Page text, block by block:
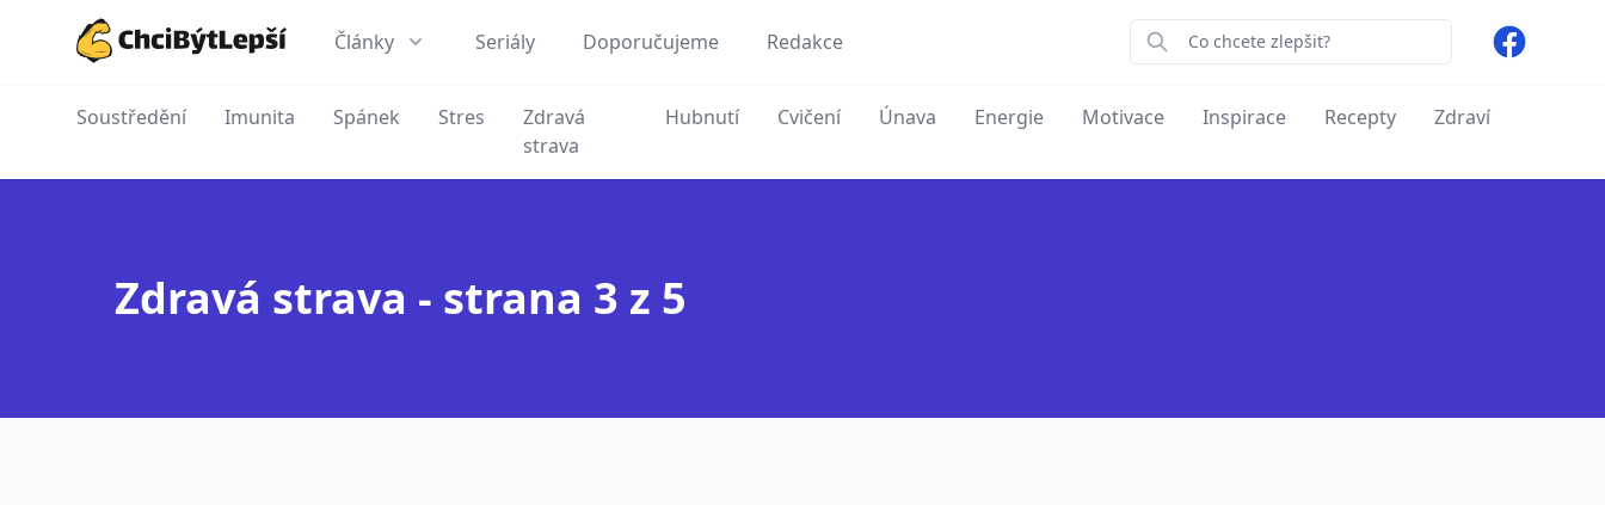
Články Seriály Doporučujeme Redakce Facebook
Soustředění Imunita Spánek Stres
Zdravá
strava
Hubnutí Cvičení Únava Energie Motivace Inspirace Recepty Zdraví
Zdravá strava - strana 3 z 5